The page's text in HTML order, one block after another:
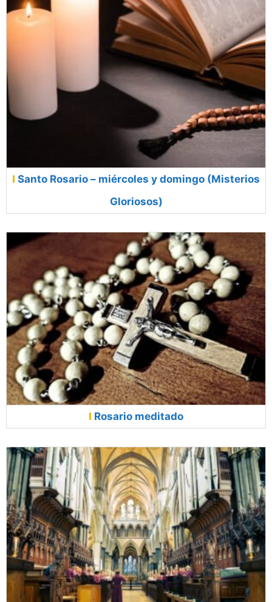
Santo Rosario – miércoles y domingo (Misterios
Gloriosos)
Rosario meditado